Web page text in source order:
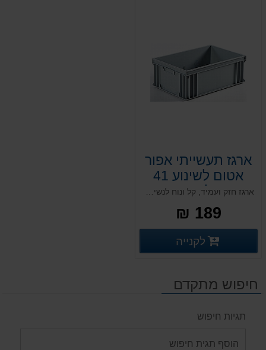
ארגז תעשייתי אפור
אטום לשינוע 41
ליטר
ארגז חזק ועמיד, קל ונוח לנשיאה. מותאם לשינוע פנים וחוץ ובעל מכסה תואם ואפשרות להוספת מדבקות בר קוד ייחודיות המאפשרות זיהוי ייחודי של כל ארגז ואופטימליות לשם מעקב לאורך כל שלבי התהליך. מומלץ לעבודה עם בצקים בשלב התפחתם וגם עבור תעשיית הפארמה
189 ₪
פרטים נוספים
לקנייה
חיפוש מתקדם
תגיות חיפוש